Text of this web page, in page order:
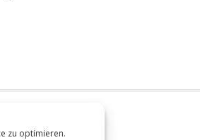
zu optimieren.